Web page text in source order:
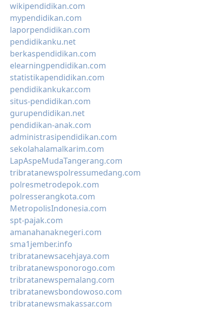
wikipendidikan.com
mypendidikan.com
laporpendidikan.com
pendidikanku.net
berkaspendidikan.com
elearningpendidikan.com
statistikapendidikan.com
pendidikankukar.com
situs-pendidikan.com
gurupendidikan.net
pendidikan-anak.com
administrasipendidikan.com
sekolahalamalkarim.com
LapAspeMudaTangerang.com
tribratanewspolressumedang.com
polresmetrodepok.com
polresserangkota.com
MetropolisIndonesia.com
spt-pajak.com
amanahanaknegeri.com
sma1jember.info
tribratanewsacehjaya.com
tribratanewsponorogo.com
tribratanewspemalang.com
tribratanewsbondowoso.com
tribratanewsmakassar.com